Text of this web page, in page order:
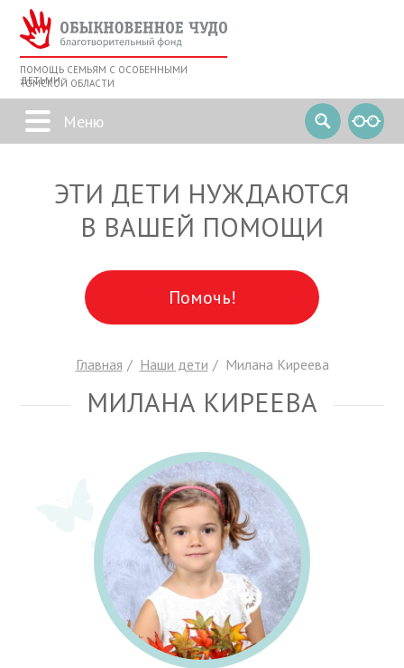
ПОМОЩЬ СЕМЬЯМ С ОСОБЕННЫМИ
ДЕТЬМИ
ТОМСКОЙ ОБЛАСТИ
ЭТИ ДЕТИ НУЖДАЮТСЯ
В ВАШЕЙ ПОМОЩИ
Помочь!
Главная Наши дети Милана Киреева
МИЛАНА КИРЕЕВА